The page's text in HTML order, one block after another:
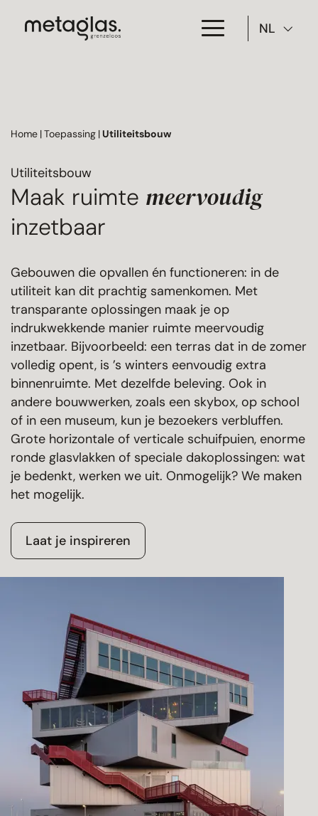
Over Metaglas
Downloads
NL
Home |Toepassing |Utiliteitsbouw
Utiliteitsbouw
Maak ruimte meervoudig
inzetbaar
Gebouwen die opvallen én functioneren: in de
utiliteit kan dit prachtig samenkomen. Met
transparante oplossingen maak je op
indrukwekkende manier ruimte meervoudig
inzetbaar. Bijvoorbeeld: een terras dat in de zomer
volledig opent, is ’s winters eenvoudig extra
binnenruimte. Met dezelfde beleving. Ook in
andere bouwwerken, zoals een skybox, op school
of in een museum, kun je bezoekers verbluffen.
Grote horizontale of verticale schuifpuien, enorme
ronde glasvlakken of speciale dakoplossingen: wat
je bedenkt, werken we uit. Onmogelijk? We maken
het mogelijk.
Laat je inspireren